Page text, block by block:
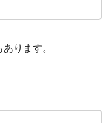
ります。